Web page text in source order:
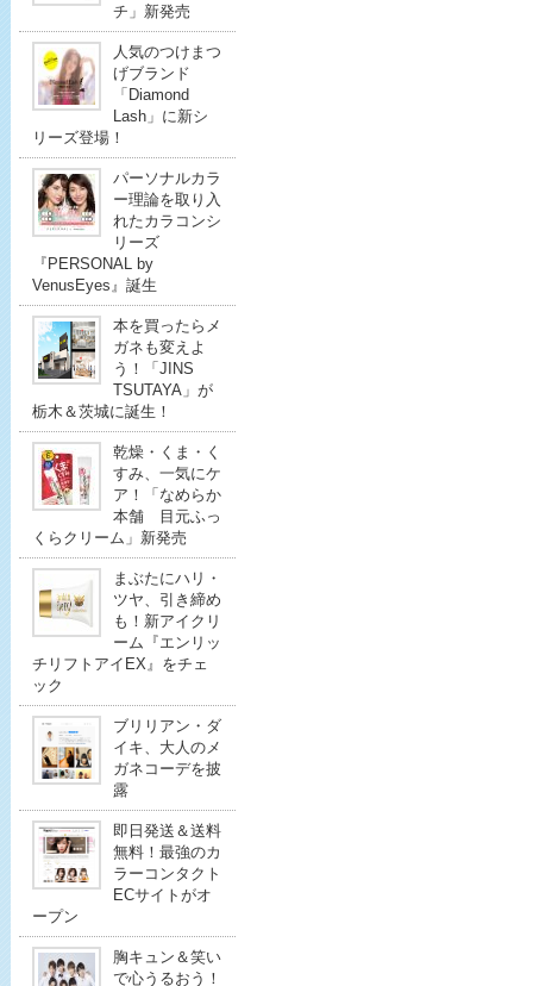
チ」新発売
人気のつけまつ
げブランド
「Diamond
Lash」に新シ
リーズ登場！
パーソナルカラ
ー理論を取り入
れたカラコンシ
リーズ
『PERSONAL by
VenusEyes』誕生
本を買ったらメ
ガネも変えよ
う！「JINS
TSUTAYA」が
栃木＆茨城に誕生！
乾燥・くま・く
すみ、一気にケ
ア！「なめらか
本舗 目元ふっ
くらクリーム」新発売
まぶたにハリ・
ツヤ、引き締め
も！新アイクリ
ーム『エンリッ
チリフトアイEX』をチェ
ック
ブリリアン・ダ
イキ、大人のメ
ガネコーデを披
露
即日発送＆送料
無料！最強のカ
ラーコンタクト
ECサイトがオ
ープン
胸キュン＆笑い
で心うるおう！